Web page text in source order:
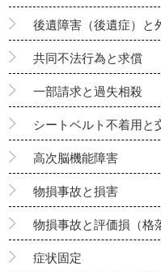
後遺障害（後遺症）と
共同不法行為と求償
一部請求と過失相殺
シートベルト不着用と
高次脳機能障害
物損事故と損害
物損事故と評価損（格
症状固定